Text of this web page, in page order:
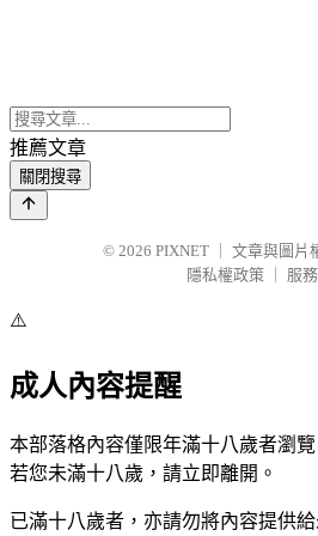
推薦文章
關閉搜尋
© 2026 PIXNET
文章與圖片
隱私權政策
服
⚠️
成人內容提醒
本部落格內容僅限年滿十八歲者瀏覽
若您未滿十八歲，請立即離開。
已滿十八歲者，亦請勿將內容提供給